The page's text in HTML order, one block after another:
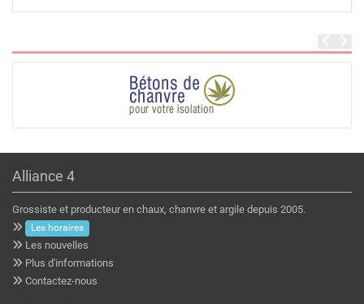
Alliance 4
Grossiste et producteur en chaux, chanvre et argile depuis 2005.
Les horaires
Les nouvelles
Plus d'informations
Contactez-nous